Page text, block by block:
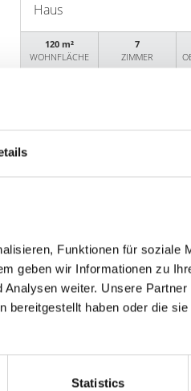
Funktionen für soziale
geben wir Informationen zu
weiter. Unsere
haben oder die
Statistics
Haus
120 m²
WOHNFLÄCHE
7
ZIMMER
VERKAUFT
Freistehendes